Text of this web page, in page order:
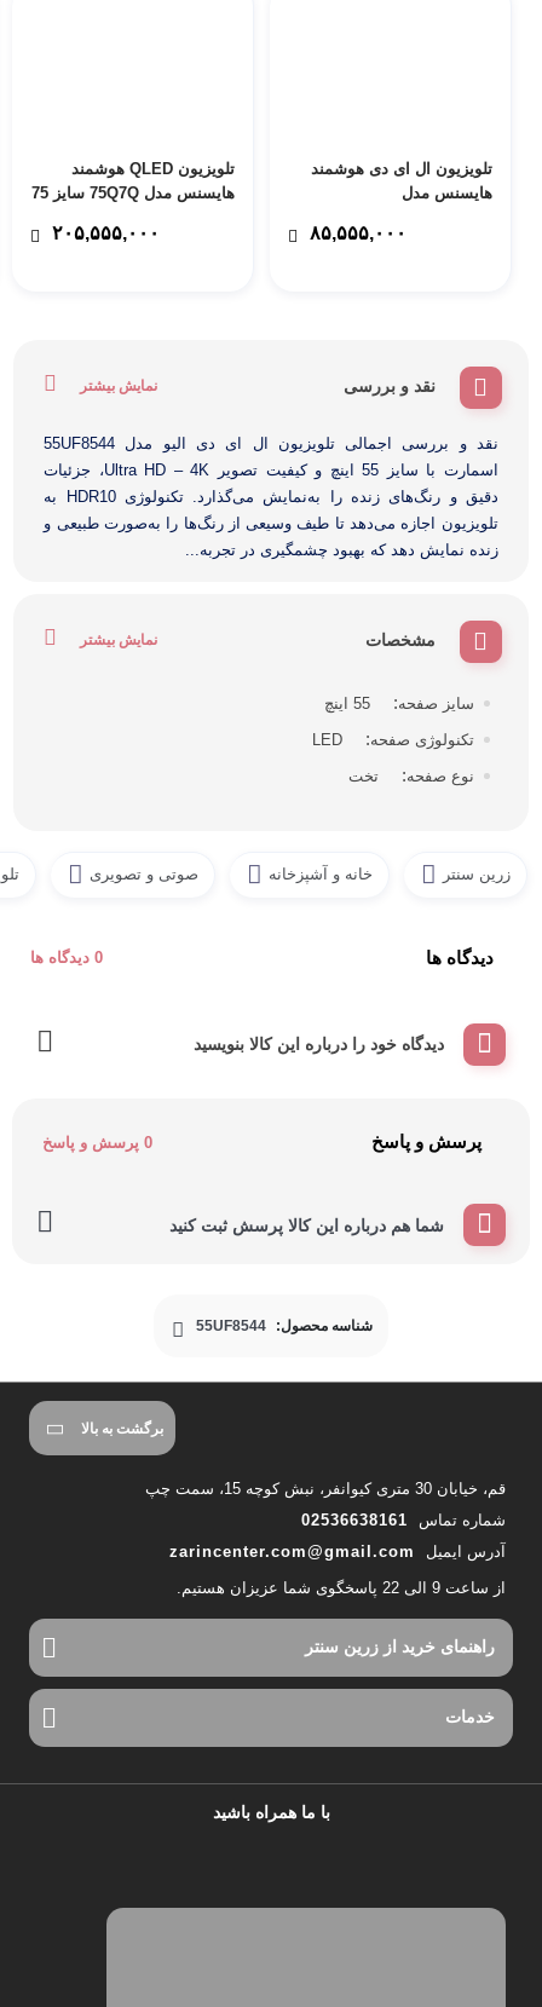
تلویزیون ال ای دی هوشمند
هایسنس مدل
اینچ با 24 ماه ضمانت های
۸۵,۵۵۵,۰۰۰
تلویزیون QLED هوشمند
هایسنس مدل 75Q7Q سایز 75
نمای کاسپین – پس کرایه
۲۰۵,۵۵۵,۰۰۰
نقد و بررسی نمایش بیشتر
نقد و بررسی اجمالی تلویزیون ال ای دی الیو مدل 55UF8544
اسمارت با سایز 55 اینچ و کیفیت تصویر Ultra HD – 4K، جزئیات
دقیق و رنگ‌های زنده را به‌نمایش‌ می‌گذارد. تکنولوژی HDR10 به
تلویزیون اجازه می‌دهد تا طیف وسیعی از رنگ‌ها را به‌صورت طبیعی و
زنده نمایش دهد که بهبود چشمگیری در تجربه...
مشخصات نمایش بیشتر
سایز صفحه
55 اینچ
تکنولوژی صفحه
LED
نوع صفحه
تخت
زرین سنتر خانه و آشپزخانه صوتی و تصویری
دیدگاه ها 0 دیدگاه ها
دیدگاه خود را درباره این کالا بنویسید
پرسش و پاسخ 0 پرسش و پاسخ
شما هم درباره این کالا پرسش ثبت کنید
شناسه محصول: 55UF8544
برگشت به بالا
قم، خیابان 30 متری کیوانفر، نبش کوچه 15، سمت چپ
شماره تماس
02536638161
آدرس ایمیل
zarincenter.com@gmail.com
از ساعت 9 الی 22 پاسخگوی شما عزیزان هستیم.
راهنمای خرید از زرین سنتر
خدمات
با ما همراه باشید